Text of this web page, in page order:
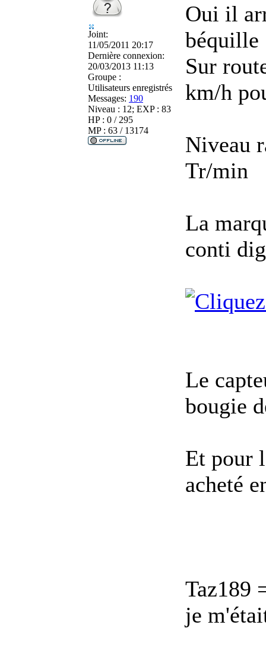
Joint:
11/05/2011 20:17
Dernière connexion:
20/03/2013 11:13
Groupe :
Utilisateurs enregistrés
Messages: 190
Niveau : 12; EXP : 83
HP : 0 / 295
MP : 63 / 13174
Oui il
béquille
Sur
km/h
Niveau
Tr/min
La
conti
Le
bougie
Et pour
acheté
Taz189
je